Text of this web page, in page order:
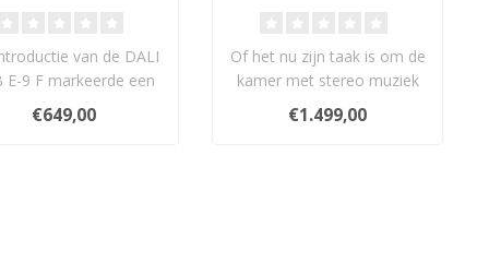
van de DALI
E-9 F markeerde een
fase in wat er op dit
..
€649,00
Of het nu zijn taak is om de
kamer met stereo muziek
te vullen of met de subtiel..
€1.499,00